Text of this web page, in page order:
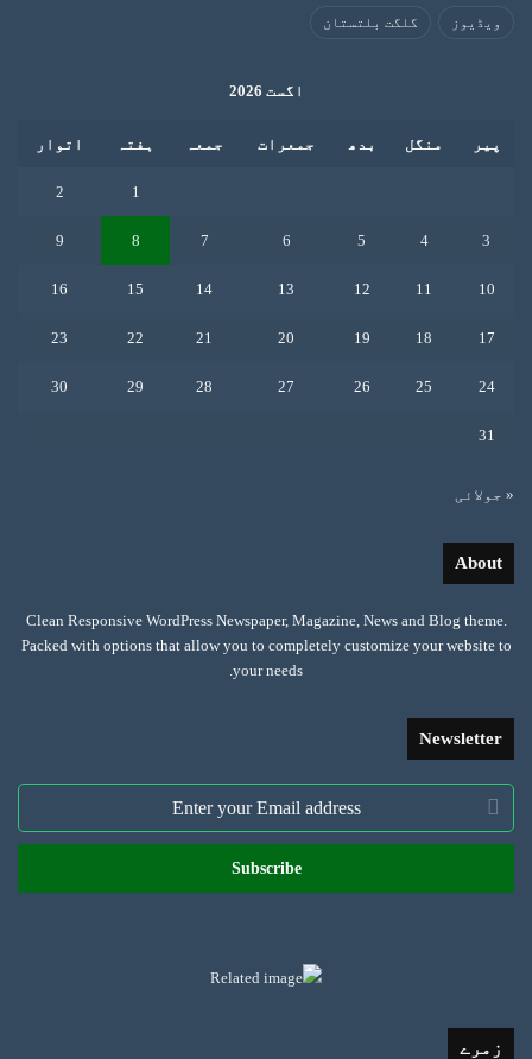
ویڈیوز گلگت بلتستان
اگست 2026
پیر منگل بدھ جمعرات جمعہ ہفتہ اتوار
1
2
3
4
5
6
7
8
9
10
11
12
13
14
15
16
17
18
19
20
21
22
23
24
25
26
27
28
29
30
31
« جولائی
About
Clean Responsive WordPress Newspaper, Magazine, News and Blog theme.
Packed with options that allow you to completely customize your website to
your needs.
Newsletter
Enter
your
Email
زمرے